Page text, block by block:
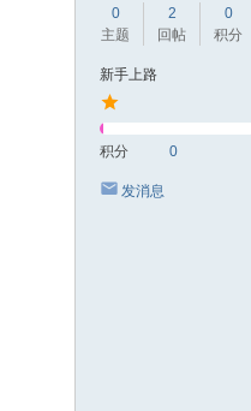
0
主题
2
回帖
0
积分
新手上路
积分 0
发消息